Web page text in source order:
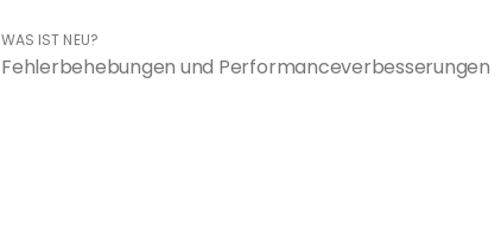
WAS IST NEU?
Fehlerbehebungen und Performanceverbesserungen